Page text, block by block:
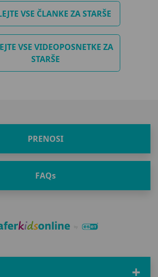
družbenih spretnosti naše
To je osupljiv paradoks - digitalni
in izziva umetnost komunikacije iz
na občutljiv ples oblikovanja
VSE ČLANKE ZA STARŠE
VSE VIDEOPOSNETKE ZA
STARŠE
PRENOSI
FAQs